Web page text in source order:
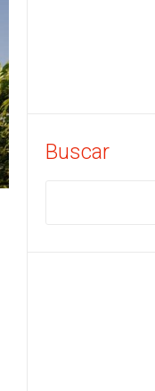
Buscar